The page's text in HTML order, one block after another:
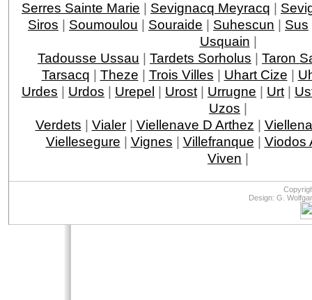
Serres Sainte Marie | Sevignacq Meyracq |
Siros | Soumoulou | Souraide | Suhescun | Sus
Usquain |
Tadousse Ussau | Tardets Sorholus | Taron
Tarsacq | Theze | Trois Villes | Uhart Cize |
Urdes | Urdos | Urepel | Urost | Urrugne | Urt |
Uzos |
Verdets | Vialer| Viellenave D Arthez |
Viellesegure | Vignes | Villefranque | Viodos
Viven |
Design: G.